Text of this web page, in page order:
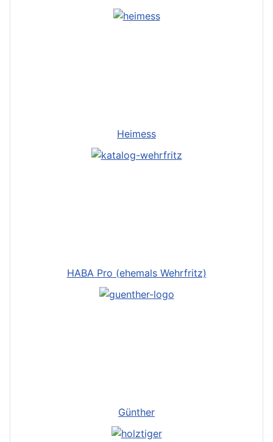
Heimess
HABA Pro (ehemals Wehrfritz)
Günther